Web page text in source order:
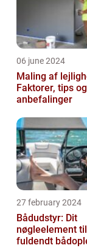
06 june 2024
Maling af
Faktorer, tips og
anbefalinger
27 february 2024
Bådudstyr: Dit
nøgleelement
fuldendt